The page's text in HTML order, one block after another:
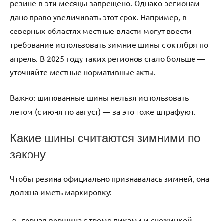
резине в эти месяцы запрещено. Однако регионам
дано право увеличивать этот срок. Например, в
северных областях местные власти могут ввести
требование использовать зимние шины с октября по
апрель. В 2025 году таких регионов стало больше —
уточняйте местные нормативные акты.
Важно: шипованные шины нельзя использовать
летом (с июня по август) — за это тоже штрафуют.
Какие шины считаются зимними по
закону
Чтобы резина официально признавалась зимней, она
должна иметь маркировку: